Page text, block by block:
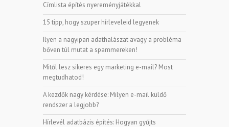
Címlista építés nyereményjátékkal
15 tipp, hogy szuper hírleveleid legyenek
Ilyen a nagyipari adathalászat avagy a probléma
bőven túl mutat a spammereken!
Mitől lesz sikeres egy marketing e-mail? Most
megtudhatod!
A kezdők nagy kérdése: Milyen e-mail küldő
rendszer a legjobb?
Hírlevél adatbázis építés: Hogyan gyűjts